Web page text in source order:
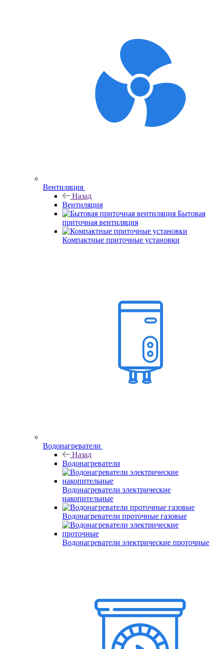
Вентиляция
Назад
Вентиляция
Бытовая
приточная вентиляция
Компактные приточные установки
Водонагреватели
Назад
Водонагреватели
Водонагреватели электрические
накопительные
Водонагреватели проточные газовые
Водонагреватели электрические проточные